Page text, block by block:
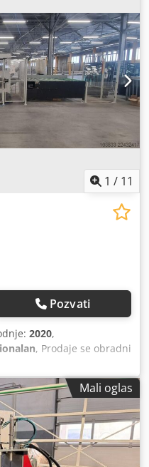
nas kontaktirajte.
1 / 11
Pozvati
2020,
, Prodaje se obradni
proizvodnje 2020.
i spremna za rad.
Mali oglas